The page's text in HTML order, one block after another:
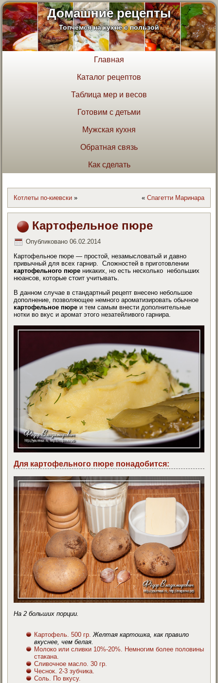
Домашние рецепты
Топчемся на кухне с пользой
Главная
Каталог рецептов
Таблица мер и весов
Готовим с детьми
Мужская кухня
Обратная связь
Как сделать
Котлеты по-киевски » « Спагетти Маринара
Картофельное пюре
Опубликовано 06.02.2014
Картофельное пюре — простой, незамысловатый и давно
привычный для всех гарнир. Сложностей в приготовлении
картофельного пюре никаких, но есть несколько небольших
нюансов, которые стоит учитывать.
В данном случае в стандартный рецепт внесено небольшое
дополнение, позволяющее немного ароматизировать обычное
картофельное пюре и тем самым внести дополнительные
нотки во вкус и аромат этого незатейливого гарнира.
Для картофельного пюре понадобится:
На 2 больших порции.
Картофель. 500 гр.Желтая картошка, как правило
вкуснее, чем белая.
Молоко или сливки 10%-20%. Немногим более половины
стакана.
Сливочное масло. 30 гр.
Чеснок. 2-3 зубчика.
Соль. По вкусу.